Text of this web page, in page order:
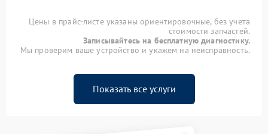
Цены в прайс-листе указаны ориентировочные, без учета
стоимости запчастей.
Записывайтесь на бесплатную диагностику.
Мы проверим ваше устройство и укажем на неисправность.
Показать все услуги